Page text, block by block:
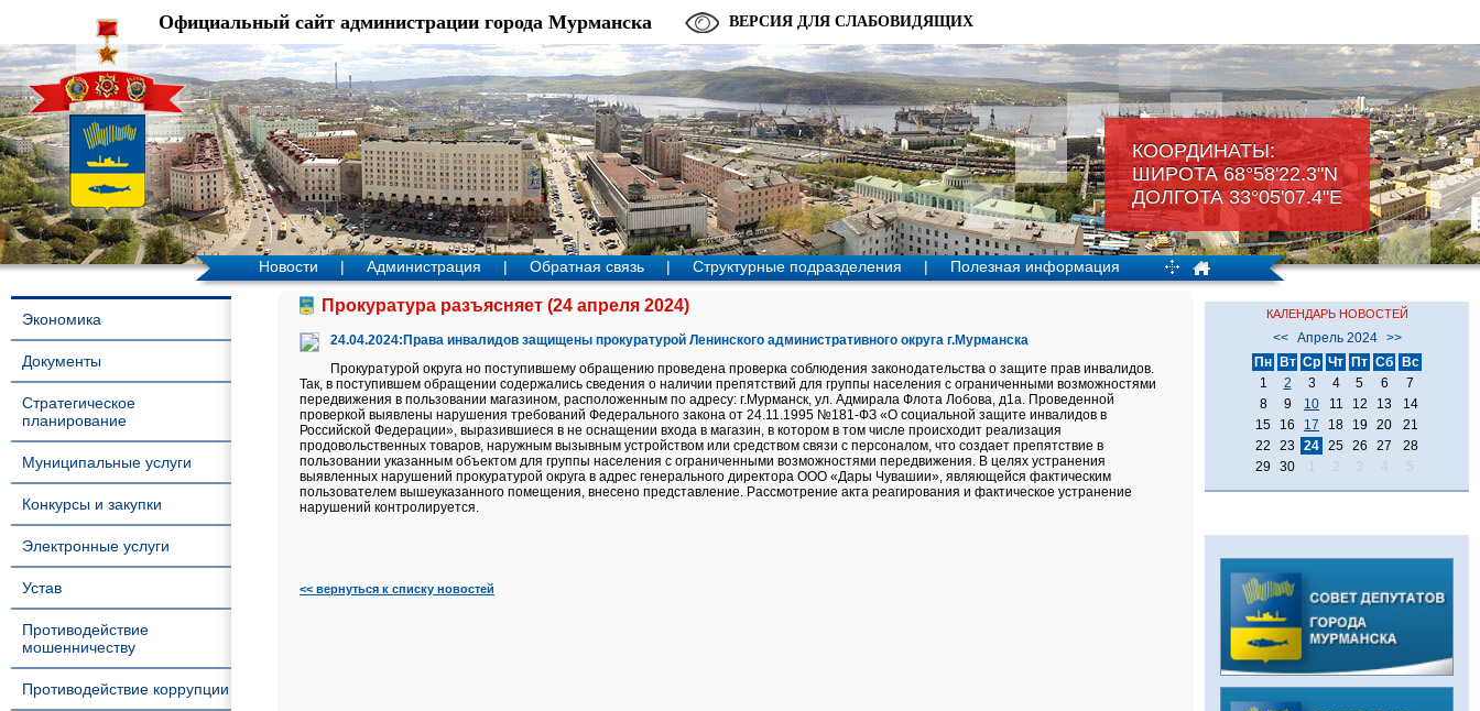
КООРДИНАТЫ:
ШИРОТА 68°58'22.3"N
ДОЛГОТА 33°05'07.4"Е
Официальный сайт администрации города Мурманска ВЕРСИЯ ДЛЯ СЛАБОВИДЯЩИХ
Новости | Администрация | Обратная связь | Структурные подразделения | Полезная информация
Экономика
Документы
Стратегическое
планирование
Муниципальные услуги
Конкурсы и закупки
Электронные услуги
Устав
Противодействие
мошенничеству
Противодействие коррупции
Прокуратура разъясняет (24 апреля 2024)
24.04.2024:Права инвалидов защищены прокуратурой Ленинского административного округа г.Мурманска
Прокуратурой округа но поступившему обращению проведена проверка соблюдения законодательства о защите прав инвалидов.
Так, в поступившем обращении содержались сведения о наличии препятствий для группы населения с ограниченными возможностями
передвижения в пользовании магазином, расположенным по адресу: г.Мурманск, ул. Адмирала Флота Лобова, д1а. Проведенной
проверкой выявлены нарушения требований Федерального закона от 24.11.1995 №181-ФЗ «О социальной защите инвалидов в
Российской Федерации», выразившиеся в не оснащении входа в магазин, в котором в том числе происходит реализация
продовольственных товаров, наружным вызывным устройством или средством связи с персоналом, что создает препятствие в
пользовании указанным объектом для группы населения с ограниченными возможностями передвижения. В целях устранения
выявленных нарушений прокуратурой округа в адрес генерального директора ООО «Дары Чувашии», являющейся фактическим
пользователем вышеуказанного помещения, внесено представление. Рассмотрение акта реагирования и фактическое устранение
нарушений контролируется.
<< вернуться к списку новостей
КАЛЕНДАРЬ НОВОСТЕЙ
<< Апрель 2024
>>
Пн
Вт Ср Чт Пт Сб
Вс
1
2 3 4 5 6
7
8
9 10 11 12 13
14
15
16 17 18 19 20
21
22
23 24 25 26 27
28
29
30 1 2 3 4 5